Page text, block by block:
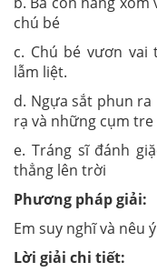
chú bé
c. Chú bé vươn
lẫm liệt.
d. Ngựa sắt phun
rạ và những cụm
e. Tráng sĩ đánh
thẳng lên trời
Phương pháp giải:
Em suy nghĩ và nêu
Lời giải chi tiết: